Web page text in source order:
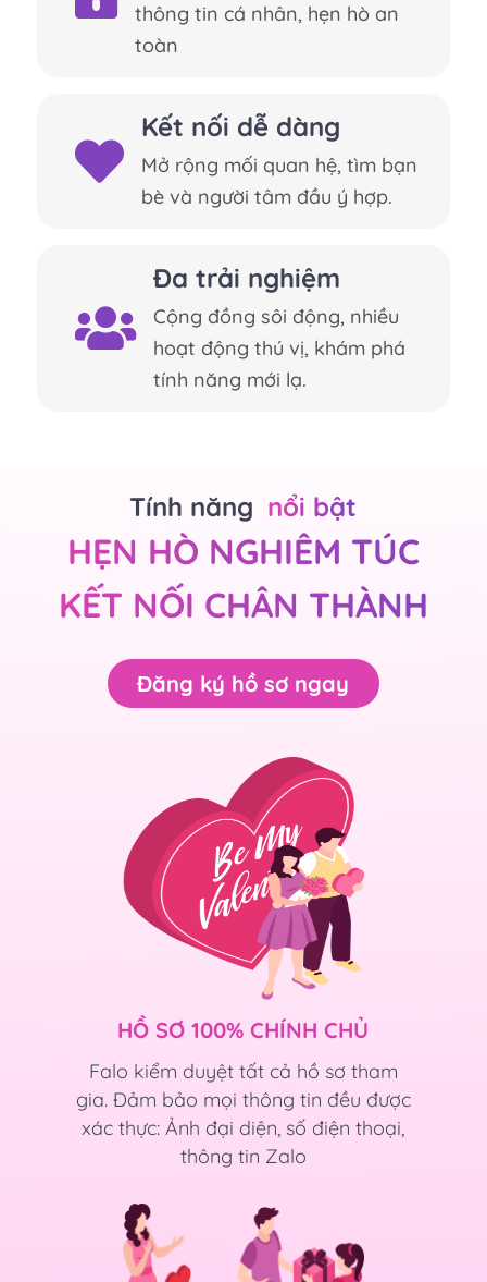
thông tin cá nhân, hẹn hò an
toàn
Kết nối dễ dàng
Mở rộng mối quan hệ, tìm bạn
bè và người tâm đầu ý hợp.
Đa trải nghiệm
Cộng đồng sôi động, nhiều
hoạt động thú vị, khám phá
tính năng mới lạ.
Tính năng nổi bật
HẸN HÒ NGHIÊM TÚC
KẾT NỐI CHÂN THÀNH
Đăng ký hồ sơ ngay
HỒ SƠ 100% CHÍNH CHỦ
Falo kiểm duyệt tất cả hồ sơ tham
gia. Đảm bảo mọi thông tin đều được
xác thực: Ảnh đại diện, số điện thoại,
thông tin Zalo